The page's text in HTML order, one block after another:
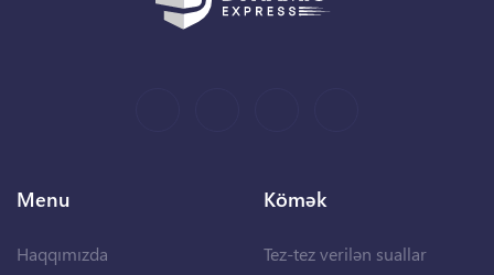
Menu
Haqqımızda
Kömək
Tez-tez verilən suallar